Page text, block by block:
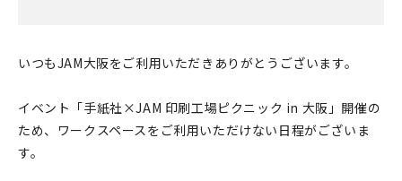
文房具
雑貨
はんこ
いつもJAM大阪をご利用いただきありがとうございます。
イベント「手紙社×JAM 印刷工場ピクニック in 大阪」開催の
ため、ワークスペースをご利用いただけない日程がございま
す。